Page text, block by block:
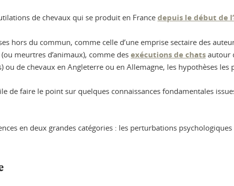
de chevaux qui se produit en France depuis le début de
hors du commun, comme celle d’une emprise sectaire des
(ou meurtres d’animaux), comme des exécutions de chats autour
de chevaux en Angleterre ou en Allemagne, les hypothèses les
de faire le point sur quelques connaissances fondamentales
en deux grandes catégories : les perturbations